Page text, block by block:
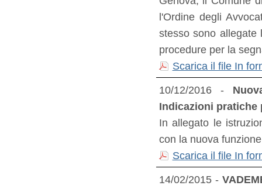
l'Ordine degli
stesso sono allegate
procedure per la
Scarica il file In
10/12/2016 -
Indicazioni pratiche
In allegato le
con la nuova
Scarica il file In
14/02/2015 -